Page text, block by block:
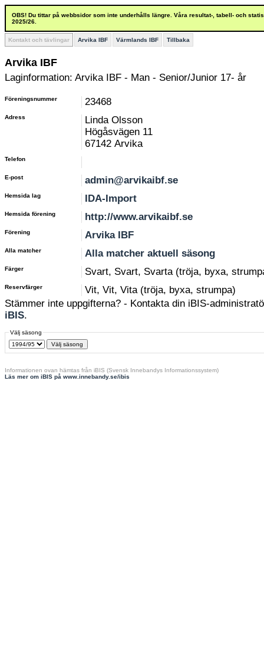
OBS! Du tittar på webbsidor som inte underhålls längre. Våra resultat-, tabell- och
2025/26.
Kontakt och tävlingar Arvika IBF Värmlands IBF Tillbaka
Arvika IBF
Laginformation: Arvika IBF - Man - Senior/Junior 17- år
Föreningsnummer 23468
Adress
Linda Olsson
Högåsvägen 11
67142 Arvika
Telefon
E-post admin@arvikaibf.se
Hemsida lag IDA-Import
Hemsida förening http://www.arvikaibf.se
Förening Arvika IBF
Alla matcher Alla matcher aktuell säsong
Färger Svart, Svart, Svarta (tröja, byxa,
Reservfärger
Vit, Vit, Vita (tröja, byxa, strumpa)
Stämmer inte uppgifterna? - Kontakta din iBIS-
iBIS.
Välj säsong
Informationen ovan hämtas från iBIS (Svensk Innebandys Informationssystem)
Läs mer om iBIS på www.innebandy.se/ibis